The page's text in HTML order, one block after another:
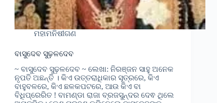
ମହାମନିଷୀଗଣ
ବାସୁଦେବ ସୁଢ଼ଳଦେବ
~ ବାସୁଦେବ ସୁଢ଼ଳଦେବ ~ ଲେଖା: ନିରଞ୍ଜନ ସାହୁ ଅନେକ
ନୃପତି ଅଛନ୍ତି । କିଏ ଉତ୍ତରାଧିକାର ସୂତ୍ରରେ, କିଏ
ବାହୁବଳରେ, କିଏ ଛଳକପଟରେ, ଆଉ କିଏ ବା
ବିଧିପ୍ରେରିତ ! ବାମଣ୍ଡା ରାଜା ବ୍ରଜସୁନ୍ଦର ଦେଵ ଥିଲେ